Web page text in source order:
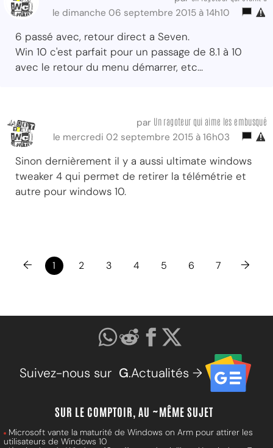
le dimanche 06 septembre 2015 à 14h10
6 passé avec, retour direct a Seven.
Win 10 c'est parfait pour un passage de 8.1 à 10
avec le retour du menu démarrer, etc...
par Un ragoteur qui aime les embusqué
le mercredi 02 septembre 2015 à 16h03
Sinon dernièrement il y a aussi ultimate windows
tweaker 4 qui permet de retirer la télémétrie et
autre pour windows 10.
← 1 2 3 4 5 6 7 →
Suivez-nous sur G.Actualités →
SUR LE COMPTOIR, AU ~MÊME SUJET
Microsoft vante la maturité de Windows on Arm pour attirer les
utilisateurs de Windows 10